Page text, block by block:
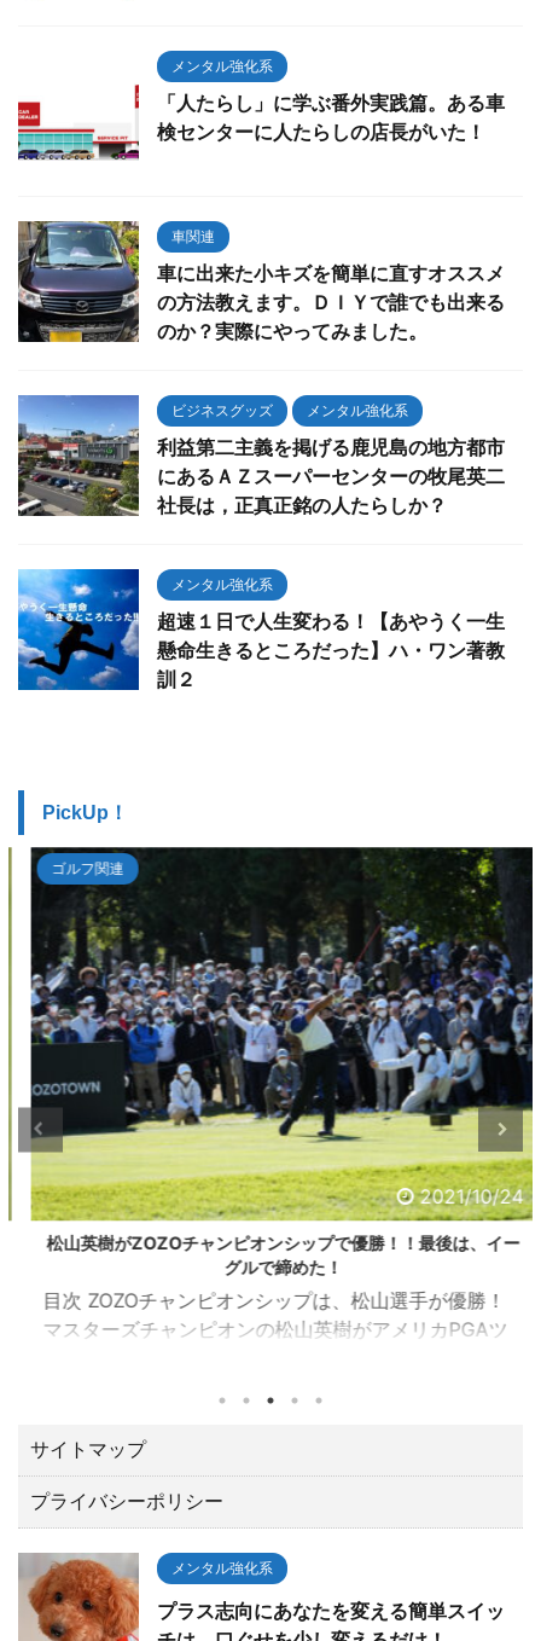
メンタル強化系
「人たらし」に学ぶ番外実践篇。ある車
検センターに人たらしの店長がいた！
車関連
車に出来た小キズを簡単に直すオススメ
の方法教えます。ＤＩＹで誰でも出来る
のか？実際にやってみました。
ビジネスグッズ メンタル強化系
利益第二主義を掲げる鹿児島の地方都市
にあるＡＺスーパーセンターの牧尾英二
社長は，正真正銘の人たらしか？
メンタル強化系
超速１日で人生変わる！【あやうく一生
懸命生きるところだった】ハ・ワン著教
訓２
PickUp！
ゴルフ関連
2021/10/24
松山英樹がZOZOチャンピオンシップで優勝！！最後は、イー
グルで締めた！
目次 ZOZOチャンピオンシップは、松山選手が優勝！
マスターズチャンピオンの松山英樹がアメリカPGAツ
んと２億３００万円。日本ツアーと較べてひとケタ違
います。 最後の１８番ロングホールでは、２オンでワ
ンパットのイーグルで締める圧巻の終わり方でガッツ
ポーズ。 いやあカッコよすぎて「やったー！！」と思
わずTVに向って叫んでしまいました。 今回は、肝心な
とこ ...
サイトマップ
プライバシーポリシー
メンタル強化系
プラス志向にあなたを変える簡単スイッ